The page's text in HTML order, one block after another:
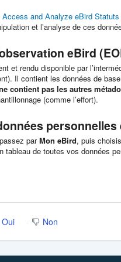
and Analyze eBird Statuts
et l’analyse de ces
eBird
et rendu disponible par
Il contient les données de
contient pas les autres
(comme l’effort).
personnelles
parMon eBird, puis
tableau de toutes vos données
Oui Non